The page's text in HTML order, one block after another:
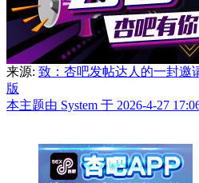
来源: 致：杏吧发帖达人的一封邀
版
本主题由 System 于 2026-4-27